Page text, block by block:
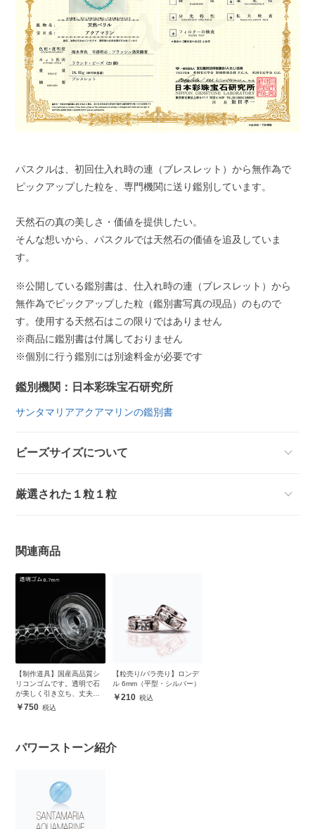
パスクルは、初回仕入れ時の連（ブレスレット）から無作為で
ピックアップした粒を、専門機関に送り鑑別しています。
天然石の真の美しさ・価値を提供したい。
そんな想いから、パスクルでは天然石の価値を追及していま
す。
※公開している鑑別書は、仕入れ時の連（ブレスレット）から
無作為でピックアップした粒（鑑別書写真の現品）のもので
す。使用する天然石はこの限りではありません
※商品に鑑別書は付属しておりません
※個別に行う鑑別には別途料金が必要です
鑑別機関：日本彩珠宝石研究所
サンタマリアアクアマリンの鑑別書
ビーズサイズについて
厳選された１粒１粒
関連商品
【制作道具】国産高品質シ
リコンゴムです。透明で石
が美しく引き立ち、丈夫で
安心750
【粒売り/バラ売り】ロンデ
ル 6mm（平型・シルバー）
210
パワーストーン紹介